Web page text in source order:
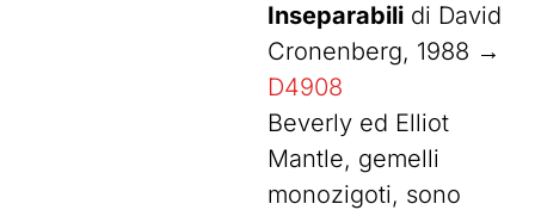
Inseparabili di David
Cronenberg, 1988 →
D4908
Beverly ed Elliot
Mantle, gemelli
monozigoti, sono